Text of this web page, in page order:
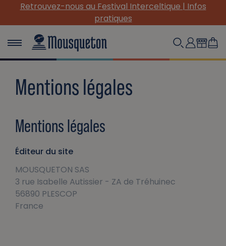
Retrouvez-nous au Festival Interceltique | Infos
pratiques
Mentions légales
Mentions légales
Éditeur du site
MOUSQUETON SAS
3 rue Isabelle Autissier - ZA de Tréhuinec
56890 PLESCOP
France